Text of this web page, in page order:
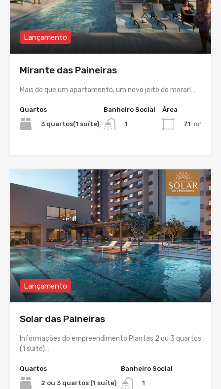
Lançamento
Mirante das Paineiras
Mais do que um apartamento, um novo jeito de morar!…
Quartos
3 quartos(1 suíte)
Banheiro Social
1
Área
71 m²
Lançamento
Solar das Paineiras
Informações do empreendimento Plantas 2 ou 3 quartos
(1 suíte)…
Quartos
2 ou 3 quartos (1 suíte)
Banheiro Social
1